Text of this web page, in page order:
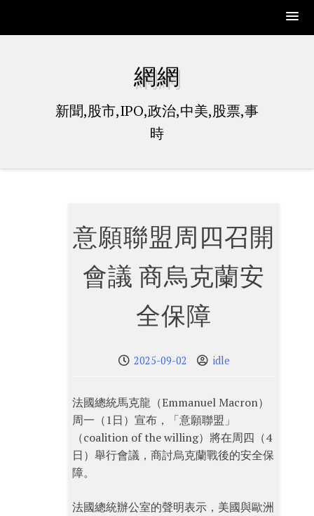
網網
新聞,股市,IPO,政治,中美,股票,事
時
意願聯盟周四召開
會議 商烏克蘭安
全保障
2025-09-02 idle
法國總統馬克龍（Emmanuel Macron）
周一（1日）宣布，「意願聯盟」
（coalition of the willing）將在周四（4
日）舉行會議，商討烏克蘭戰後的安全保
障。
法國總統辦公室的聲明表示，美國與歐洲